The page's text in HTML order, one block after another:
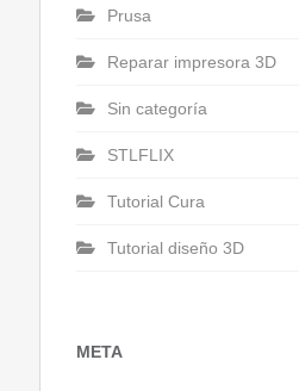
Prusa
Reparar impresora 3D
Sin categoría
STLFLIX
Tutorial Cura
Tutorial diseño 3D
META